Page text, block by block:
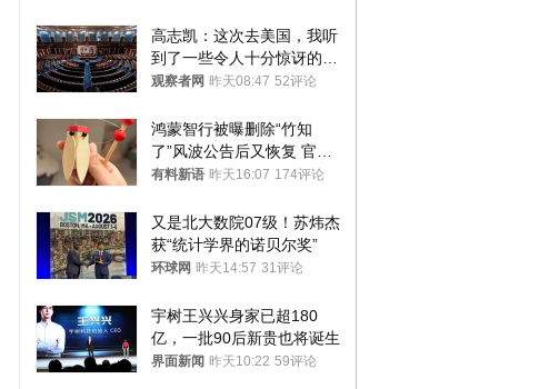
高志凯：这次去美国，我听
到了一些令人十分惊讶的消
息
观察者网 昨天08:47 52评论
鸿蒙智行被曝删除“竹知
了”风波公告后又恢复 官媒
曾力挺：劝华为要大度的，
有料新语 昨天16:07 174评论
又是北大数院07级！苏炜杰
获“统计学界的诺贝尔奖”
环球网 昨天14:57 31评论
宇树王兴兴身家已超180
亿，一批90后新贵也将诞生
界面新闻 昨天10:22 59评论